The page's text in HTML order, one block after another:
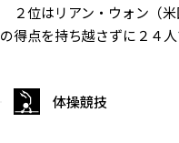
２位はリアン・ウォン（
の得点を持ち越さずに２４人
体操競技